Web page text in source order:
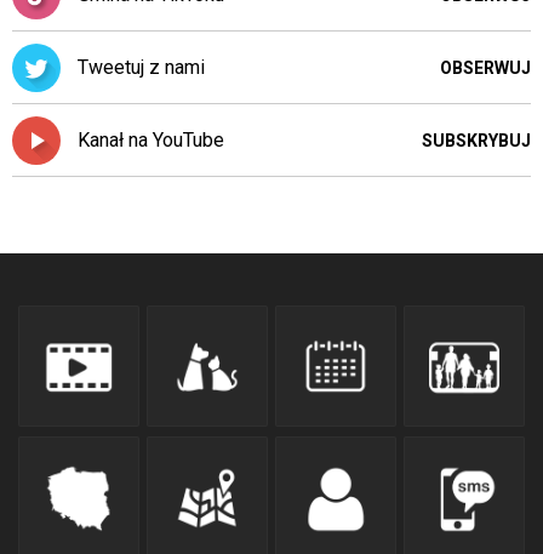
czytniku
oraz
mogą
być
wyposażone
w
dedykowane
Tweetuj z nami OBSERWUJ
Kanał na YouTube SUBSKRYBUJ